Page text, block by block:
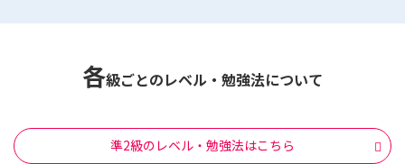
各級ごとのレベル・勉強法について
準2級のレベル・勉強法はこちら